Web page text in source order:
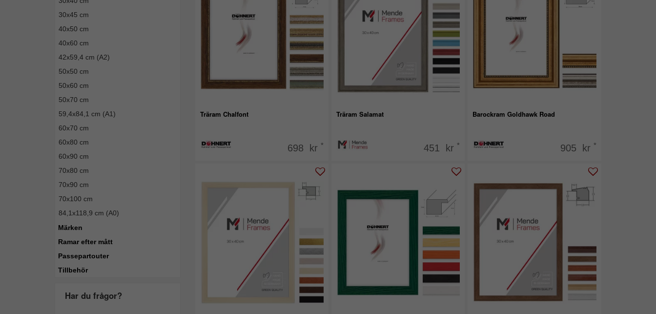
30x45 cm
40x50 cm
40x60 cm
42x59,4 cm (A2)
50x50 cm
50x60 cm
50x70 cm
59,4x84,1 cm (A1)
60x70 cm
60x80 cm
60x90 cm
70x80 cm
70x90 cm
70x100 cm
84,1x118,9 cm (A0)
Märken
Ramar efter mått
Passepartouter
Tillbehör
Har du frågor?
Träram Chalfont
698 kr *
Träram Salamat
451 kr *
Barockram Goldhawk Road
905 kr *